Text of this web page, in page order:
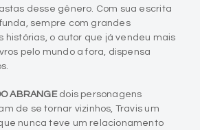
desse gênero. Com sua escrita
sempre com grandes
histórias, o autor que já vendeu mais
pelo mundo a fora, dispensa
ABRANGEdois personagens
de se tornar vizinhos, Travis um
nunca teve um relacionamento